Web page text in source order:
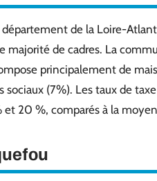
département de la Loire-
majorité de cadres. La
principalement de
(7%). Les taux de
et 20 %, comparés à la